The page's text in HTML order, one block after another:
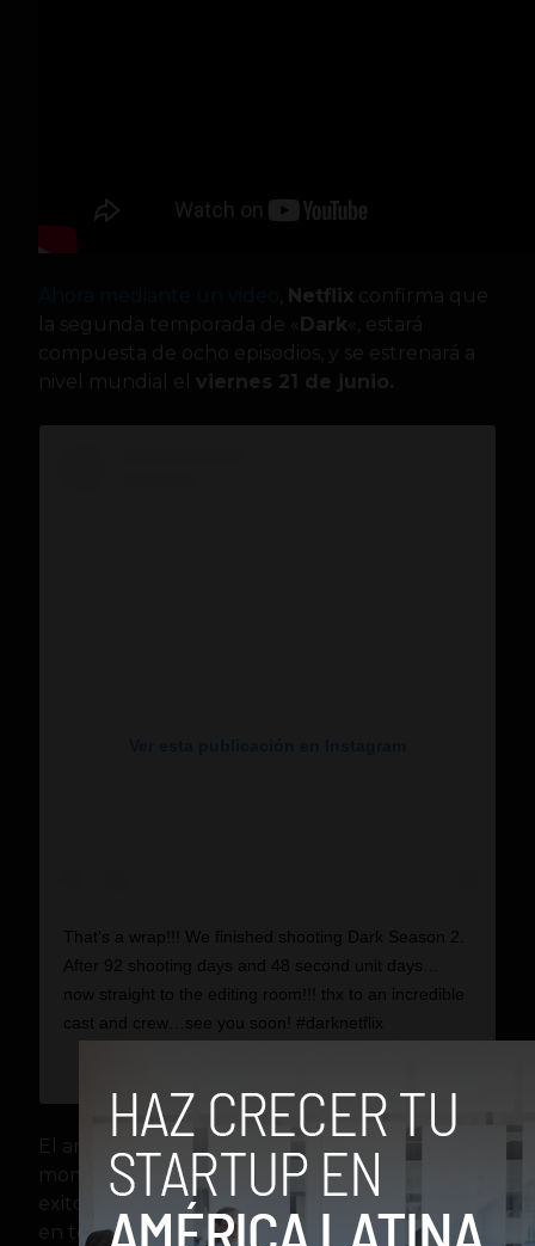
Netflix confirma que
la segunda temporada de «
Dark «, estará
compuesta de ocho episodios, y se estrenará a
nivel mundial el viernes 21 de junio.
That‘s a wrap!!! We finished shooting Dark Season 2.
After 92 shooting days and 48 second unit days…
now straight to the editing room!!! thx to an incredible
cast and crew…see you soon! #darknetflix
El argumento de esta historia que en algún
momento fue comparada con la también
exitosa serie de Netflix «
Stranger things
en torno de la desaparición de dos niños en un